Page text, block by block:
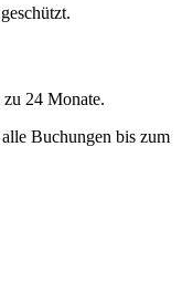
24 Monate.
Buchungen bis zum